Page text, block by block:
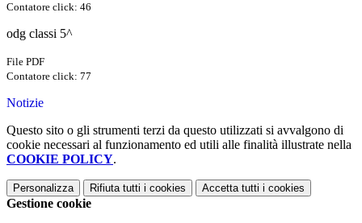
Contatore click: 46
odg classi 5^
File PDF
Contatore click: 77
Notizie
Questo sito o gli strumenti terzi da questo utilizzati si avvalgono di
cookie necessari al funzionamento ed utili alle finalità illustrate nella
COOKIE POLICY.
Personalizza Rifiuta tutti i cookies Accetta tutti i cookies
Gestione cookie